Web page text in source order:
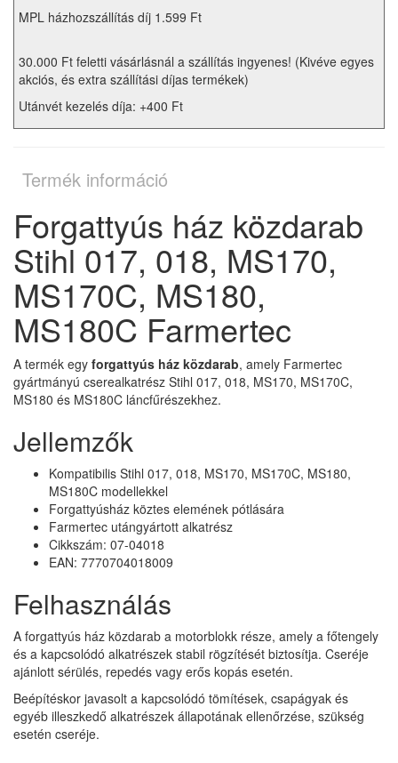
MPL házhozszállítás díj 1.599 Ft
30.000 Ft feletti vásárlásnál a szállítás ingyenes! (Kivéve egyes
akciós, és extra szállítási díjas termékek)
Utánvét kezelés díja: +400 Ft
Termék információ
Forgattyús ház közdarab
Stihl 017, 018, MS170,
MS170C, MS180,
MS180C Farmertec
A termék egy forgattyús ház közdarab, amely Farmertec
gyártmányú cserealkatrész Stihl 017, 018, MS170, MS170C,
MS180 és MS180C láncfűrészekhez.
Jellemzők
Kompatibilis Stihl 017, 018, MS170, MS170C, MS180,
MS180C modellekkel
Forgattyúsház köztes elemének pótlására
Farmertec utángyártott alkatrész
Cikkszám: 07-04018
EAN: 7770704018009
Felhasználás
A forgattyús ház közdarab a motorblokk része, amely a főtengely
és a kapcsolódó alkatrészek stabil rögzítését biztosítja. Cseréje
ajánlott sérülés, repedés vagy erős kopás esetén.
Beépítéskor javasolt a kapcsolódó tömítések, csapágyak és
egyéb illeszkedő alkatrészek állapotának ellenőrzése, szükség
esetén cseréje.